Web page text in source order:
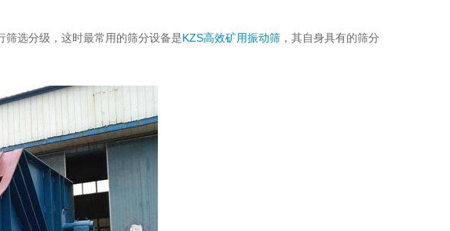
选分级，这时最常用的筛分设备是KZS高效矿用振动筛 ，其自身具有的筛分